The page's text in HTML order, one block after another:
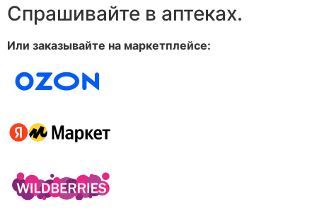
Спрашивайте в аптеках.
Или заказывайте на маркетплейсе: